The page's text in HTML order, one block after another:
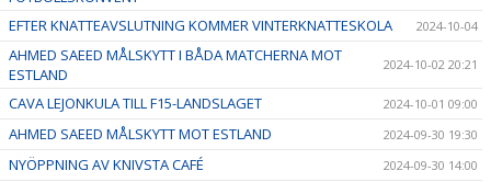
EFTER KNATTEAVSLUTNING KOMMER VINTERKNATTESKOLA 2024-10-04
AHMED SAEED MÅLSKYTT I BÅDA MATCHERNA MOT
ESTLAND
2024-10-02 20:21
CAVA LEJONKULA TILL F15-LANDSLAGET 2024-10-01 09:00
AHMED SAEED MÅLSKYTT MOT ESTLAND 2024-09-30 19:30
NYÖPPNING AV KNIVSTA CAFÉ 2024-09-30 14:00